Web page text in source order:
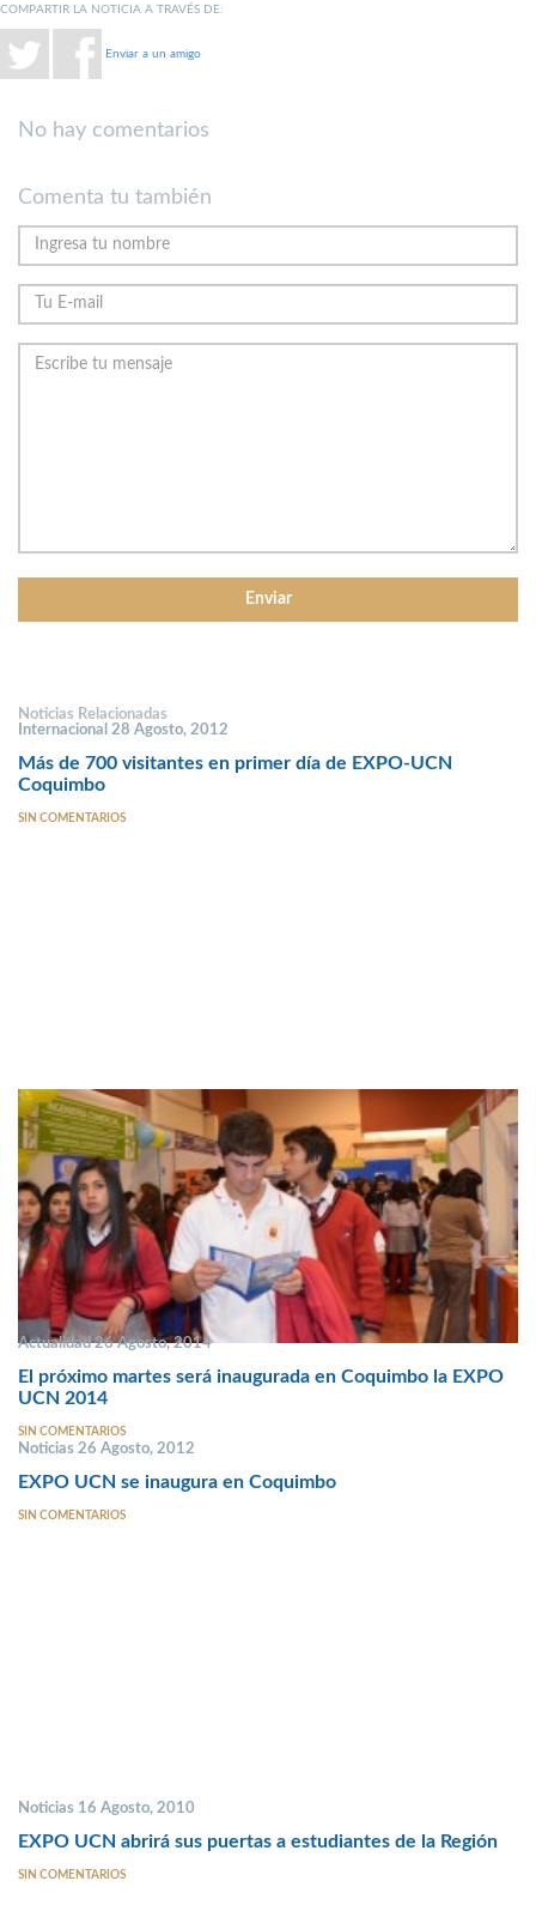
COMPARTIR LA NOTICIA A TRAVÉS DE:
Enviar a un amigo
No hay comentarios
Comenta tu también
Noticias Relacionadas
Internacional 28 Agosto, 2012
Más de 700 visitantes en primer día de EXPO-UCN
Coquimbo
SIN COMENTARIOS
Actualidad 26 Agosto, 2014
El próximo martes será inaugurada en Coquimbo la EXPO
UCN 2014
SIN COMENTARIOS
Noticias 26 Agosto, 2012
EXPO UCN se inaugura en Coquimbo
SIN COMENTARIOS
Noticias 16 Agosto, 2010
EXPO UCN abrirá sus puertas a estudiantes de la Región
SIN COMENTARIOS